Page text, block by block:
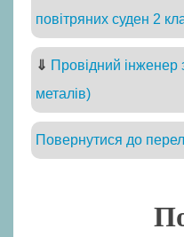
повітряних суден 2
⇓ Провідний інженер
металів)
Повернутися до